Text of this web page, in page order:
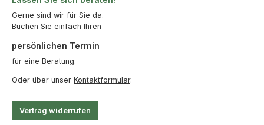
Gerne sind wir für Sie da.
Buchen Sie einfach Ihren
persönlichen Termin
für eine Beratung.
Oder über unser Kontaktformular.
Vertrag widerrufen